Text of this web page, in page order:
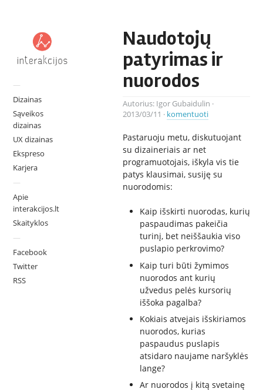
—
Dizainas
Sąveikos
dizainas
UX dizainas
Ekspreso
Karjera
—
Apie
interakcijos.lt
Skaityklos
—
Facebook
Twitter
RSS
Naudotojų
patyrimas ir
nuorodos
Autorius: Igor Gubaidulin ·
2013/03/11 · komentuoti
Pastaruoju metu, diskutuojant
su dizaineriais ar net
programuotojais, iškyla vis tie
patys klausimai, susiję su
nuorodomis:
Kaip išskirti nuorodas, kurių
paspaudimas pakeičia
turinį, bet neiššaukia viso
puslapio perkrovimo?
Kaip turi būti žymimos
nuorodos ant kurių
užvedus pelės kursorių
iššoka pagalba?
Kokiais atvejais išskiriamos
nuorodos, kurias
paspaudus puslapis
atsidaro naujame naršyklės
lange?
Ar nuorodos į kitą svetainę